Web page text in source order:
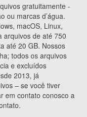
gratuitamente -
ou marcas d’água.
macOS, Linux,
arquivos de até 750
até 20 GB. Nossos
todos os arquivos
e excluídos
2013, já
– se você tiver
em contato conosco a